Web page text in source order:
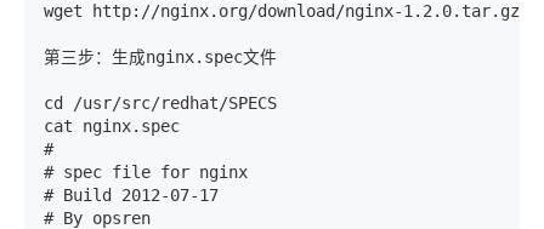
wget http://nginx.org/download/nginx-1.2.0.tar.gz
第三步：生成nginx.spec文件
cd /usr/src/redhat/SPECS
cat nginx.spec
#
# spec file for nginx
# Build 2012-07-17
# By opsren